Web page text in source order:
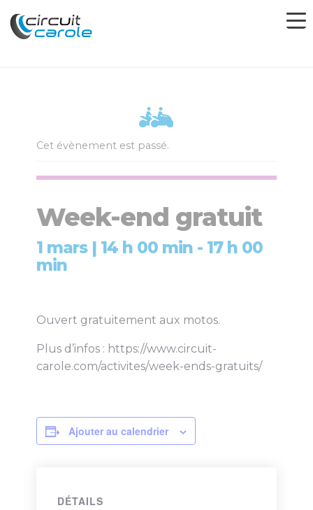
Cet évènement est passé.
Week-end gratuit
1 mars | 14 h 00 min - 17 h 00
min
Ouvert gratuitement aux motos.
Plus d’infos : https://www.circuit-
carole.com/activites/week-ends-gratuits/
Ajouter au calendrier
DÉTAILS